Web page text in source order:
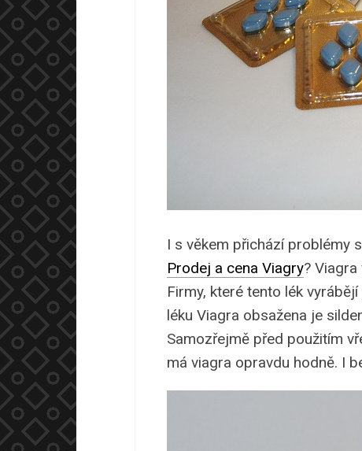
I s věkem přichází problémy
Prodej a cena Viagry?
Firmy, které tento lék
léku Viagra obsažena je
Samozřejmě před použitím
má viagra opravdu hodně. I